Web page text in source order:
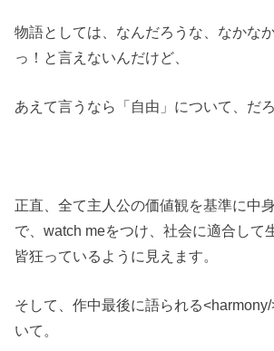
物語としては、なんだろうな、なかな
っ！と言えないんだけど、
あえて言うなら「自由」について、だろ
正直、全て主人公の価値観を基準に中
で、watch meをつけ、社会に適合して
皆狂っているように見えます。
そして、作中最後に語られる
いて。